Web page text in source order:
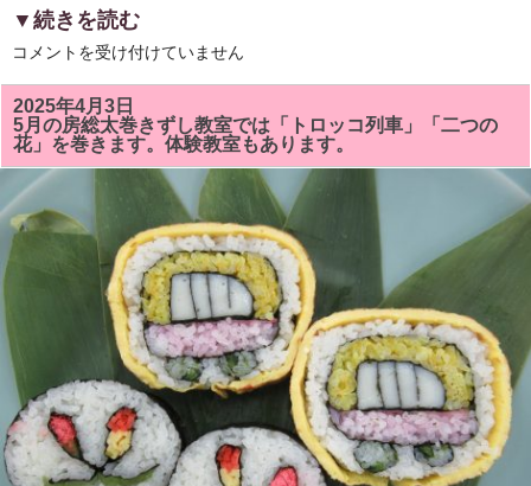
験」
掲
さ
れ
ま
し
た！！
は
▼続きを読む
6
の
房
総
太
巻
き
ず
し
教
室
で
マ
ン
風」
「ス
ズ
ラ
ン」
を
コメントを受け付けていません
2025年4月3日
5月の房総太巻きずし教室では「トロッコ列車」「二つの
花」を巻きます。体験教室もあります。